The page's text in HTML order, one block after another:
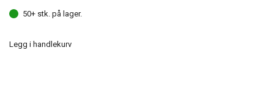
50+ stk. på lager.
Legg i handlekurv